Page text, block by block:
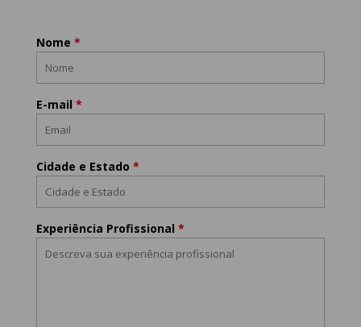
Nome *
E-mail *
Cidade e Estado *
Experiência Profissional *